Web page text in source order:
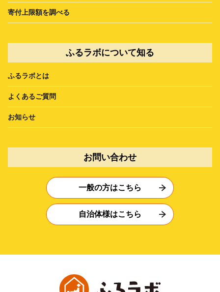
寄付上限額を調べる
ふるラボについて知る
ふるラボとは
よくあるご質問
お知らせ
お問い合わせ
一般の方はこちら
自治体様はこちら